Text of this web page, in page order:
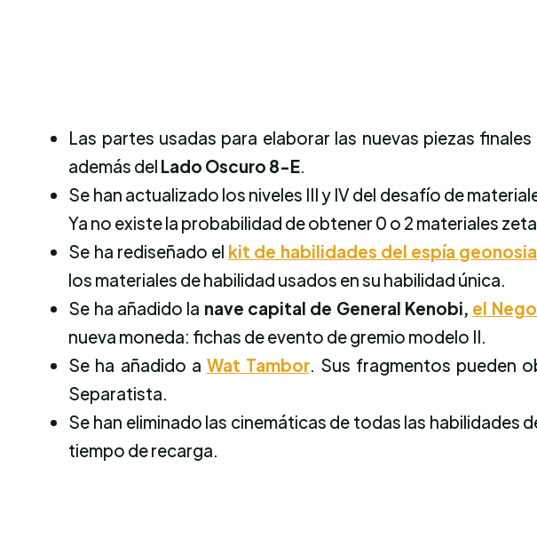
Las partes usadas para elaborar las nuevas piezas
además del Lado Oscuro 8-E.
Se han actualizado los niveles III y IV del desafío de
Ya no existe la probabilidad de obtener 0 o 2 materiales
Se ha rediseñado el kit de habilidades del espía
los materiales de habilidad usados en su habilidad única.
Se ha añadido la nave capital de General Kenobi, el
nueva moneda: fichas de evento de gremio modelo II.
Se ha añadido a Wat Tambor. Sus fragmentos pueden
Separatista.
Se han eliminado las cinemáticas de todas las habilidades
tiempo de recarga.